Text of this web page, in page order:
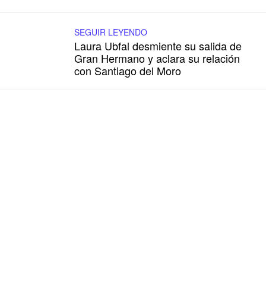
SEGUIR LEYENDO
Laura Ubfal desmiente su salida de
Gran Hermano y aclara su relación
con Santiago del Moro